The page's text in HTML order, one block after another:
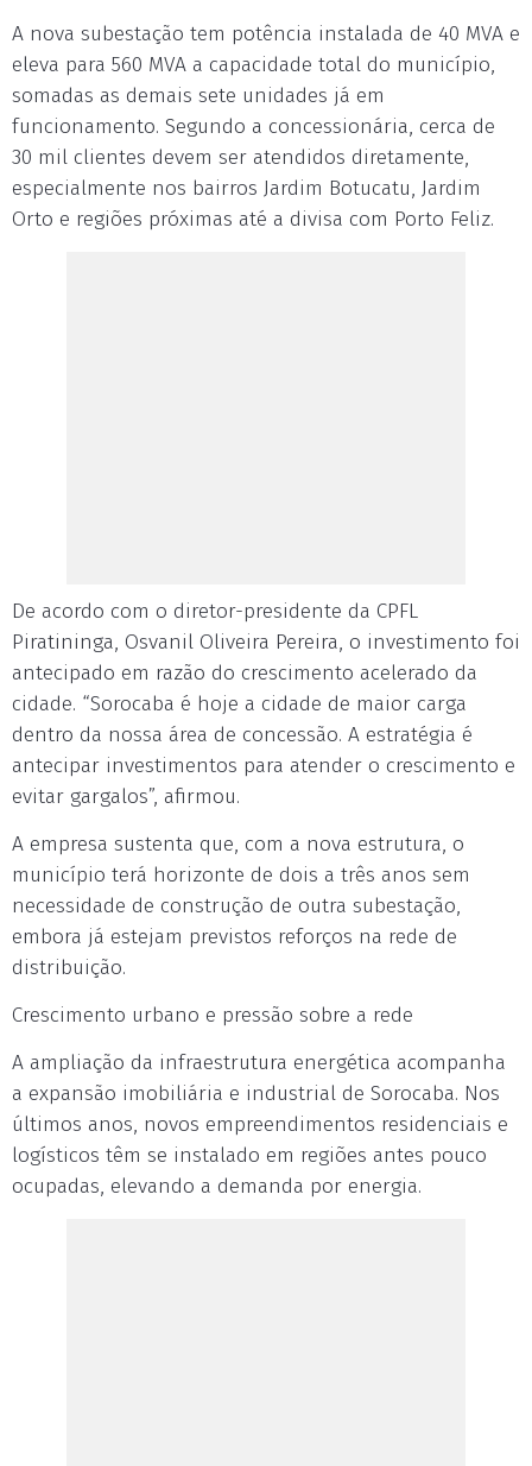
A nova subestação tem potência instalada de 40 MVA e
eleva para 560 MVA a capacidade total do município,
somadas as demais sete unidades já em
funcionamento. Segundo a concessionária, cerca de
30 mil clientes devem ser atendidos diretamente,
especialmente nos bairros Jardim Botucatu, Jardim
Orto e regiões próximas até a divisa com Porto Feliz.
De acordo com o diretor-presidente da CPFL
Piratininga, Osvanil Oliveira Pereira, o investimento foi
antecipado em razão do crescimento acelerado da
cidade. “Sorocaba é hoje a cidade de maior carga
dentro da nossa área de concessão. A estratégia é
antecipar investimentos para atender o crescimento e
evitar gargalos”, afirmou.
A empresa sustenta que, com a nova estrutura, o
município terá horizonte de dois a três anos sem
necessidade de construção de outra subestação,
embora já estejam previstos reforços na rede de
distribuição.
Crescimento urbano e pressão sobre a rede
A ampliação da infraestrutura energética acompanha
a expansão imobiliária e industrial de Sorocaba. Nos
últimos anos, novos empreendimentos residenciais e
logísticos têm se instalado em regiões antes pouco
ocupadas, elevando a demanda por energia.